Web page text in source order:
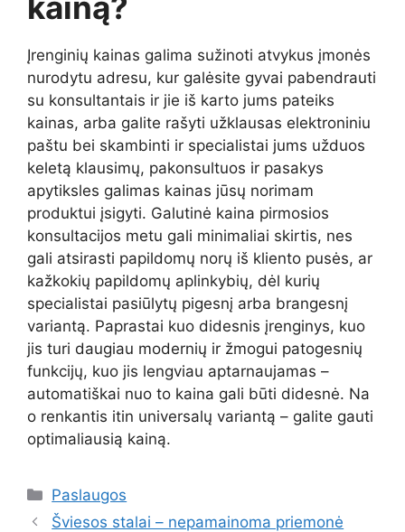
Įrenginių kainas galima sužinoti atvykus įmonės
nurodytu adresu, kur galėsite gyvai pabendrauti
su konsultantais ir jie iš karto jums pateiks
kainas, arba galite rašyti užklausas elektroniniu
paštu bei skambinti ir specialistai jums užduos
keletą klausimų, pakonsultuos ir pasakys
apytiksles galimas kainas jūsų norimam
produktui įsigyti. Galutinė kaina pirmosios
konsultacijos metu gali minimaliai skirtis, nes
gali atsirasti papildomų norų iš kliento pusės, ar
kažkokių papildomų aplinkybių, dėl kurių
specialistai pasiūlytų pigesnį arba brangesnį
variantą. Paprastai kuo didesnis įrenginys, kuo
jis turi daugiau modernių ir žmogui patogesnių
funkcijų, kuo jis lengviau aptarnaujamas –
automatiškai nuo to kaina gali būti didesnė. Na
o renkantis itin universalų variantą – galite gauti
optimaliausią kainą.
Kategorijos
Paslaugos
Šviesos stalai – nepamainoma priemonė